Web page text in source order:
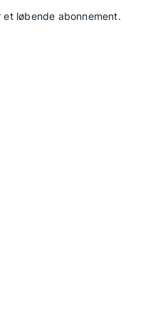
løbende abonnement.